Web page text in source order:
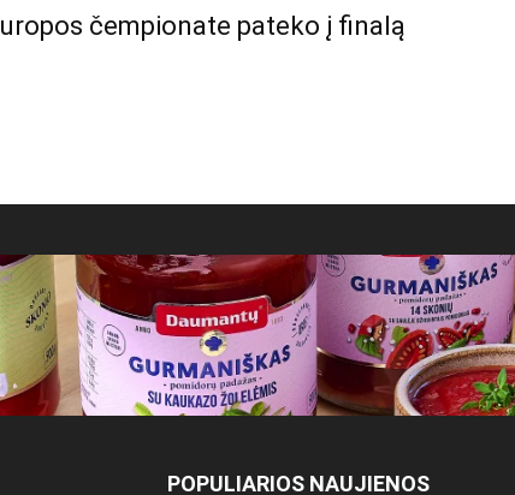
čempionate pateko į finalą
POPULIARIOS NAUJIENOS